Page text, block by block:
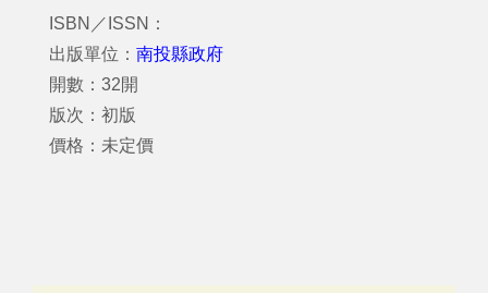
ISBN／ISSN：
出版單位： 南投縣政府
開數：32開
版次：初版
價格：未定價